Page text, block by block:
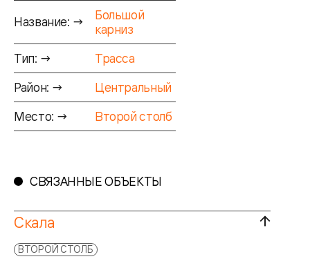
Название: →
Большой
карниз
Тип: →
Трасса
Район: →
Центральный
Место: →
Второй столб
СВЯЗАННЫЕ ОБЪЕКТЫ
Скала
ВТОРОЙ СТОЛБ